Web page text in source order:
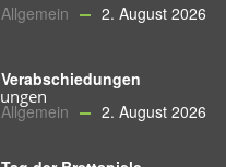
Allgemein
2. August 2026
Verabschiedungen
Allgemein
2. August 2026